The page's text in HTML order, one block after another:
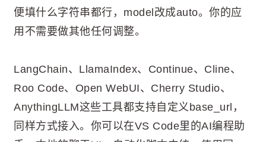
便填什么字符串都行，model改成auto。你的应
用不需要做其他任何调整。
LangChain、LlamaIndex、Continue、Cline、
Roo Code、Open WebUI、Cherry Studio、
AnythingLLM这些工具都支持自定义base_url，
同样方式接入。你可以在VS Code里的AI编程助